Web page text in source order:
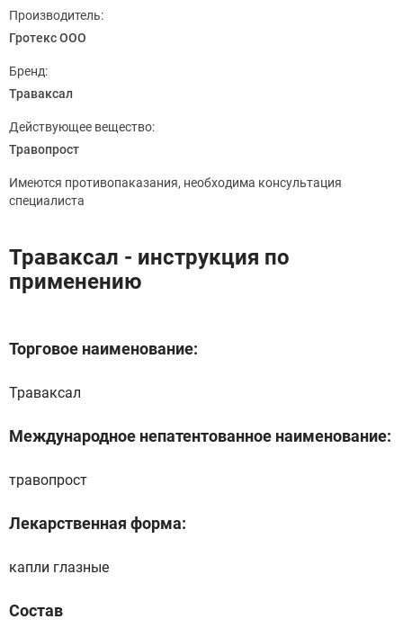
Производитель:
Гротекс ООО
Бренд:
Траваксал
Действующее вещество:
Травопрост
Имеются противопаказания, необходима консультация
специалиста
Траваксал - инструкция по
применению
Торговое наименование:
Траваксал
Международное непатентованное наименование:
травопрост
Лекарственная форма:
капли глазные
Состав